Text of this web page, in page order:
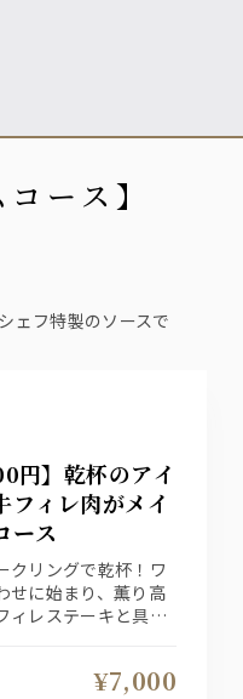
コース】
ェフ特製のソースで
円】乾杯のアイ
ィレ肉がメイ
ース
クリングで乾杯！ワ
せに始まり、薫り高
ィレステーキと具材
¥7,000